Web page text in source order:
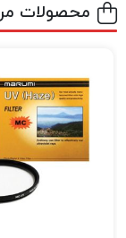
محصولات